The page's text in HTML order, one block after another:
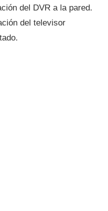
del DVR a la pared.
del televisor